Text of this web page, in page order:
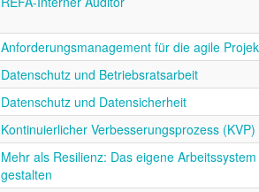
Anforderungsmanagement für die agile
Datenschutz und Betriebsratsarbeit
Datenschutz und Datensicherheit
Kontinuierlicher Verbesserungsprozess (KVP)
Mehr als Resilienz: Das eigene Arbeitssystem
gestalten